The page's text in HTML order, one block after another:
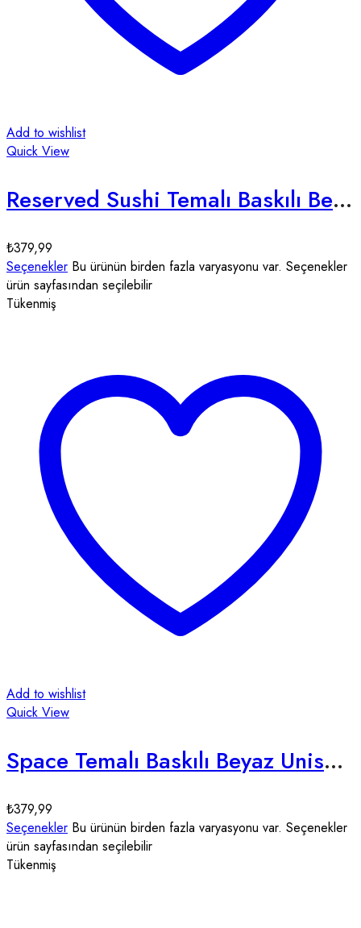
Add to wishlist
Quick View
Reserved Sushi Temalı Baskılı Beyaz Unisex Tişört
₺379,99
Seçenekler Bu ürünün birden fazla varyasyonu var. Seçenekler
ürün sayfasından seçilebilir
Tükenmiş
Add to wishlist
Quick View
Space Temalı Baskılı Beyaz Unisex Tişört
₺379,99
Seçenekler Bu ürünün birden fazla varyasyonu var. Seçenekler
ürün sayfasından seçilebilir
Tükenmiş